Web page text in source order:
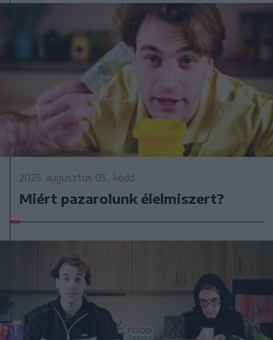
2025. augusztus 05., kedd
Miért pazarolunk élelmiszert?